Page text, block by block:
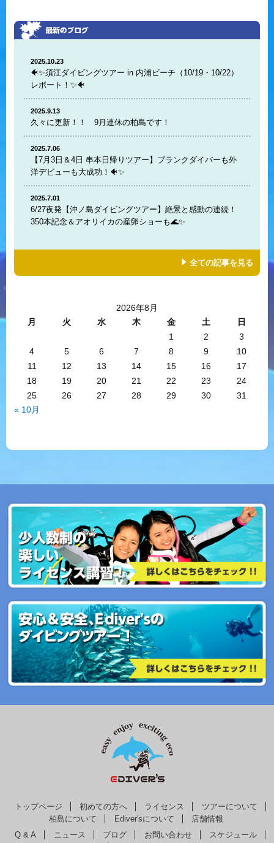
2025.10.23
🐠✨須江ダイビングツアー in 内浦ビーチ（10/19・10/22）
レポート！✨🐠
2025.9.13
久々に更新！！ 9月連休の柏島です！
2025.7.06
【7月3日＆4日 串本日帰りツアー】ブランクダイバーも外
洋デビューも大成功！🐠✨
2025.7.01
6/27夜発【沖ノ島ダイビングツアー】絶景と感動の連続！
350本記念＆アオリイカの産卵ショーも🌊✨
全ての記事を見る
2026年8月
月
火 水 木 金 土
日
1
2
3
4
5 6 7 8 9
10
11
12 13 14 15 16
17
18
19 20 21 22 23
24
25
26 27 28 29 30
31
« 10月
トップページ 初めての方へ ライセンス
ツアーについて
柏島について
Ediver'sについて
店舗情報
Q & A
ニュース ブログ お問い合わせ
スケジュール